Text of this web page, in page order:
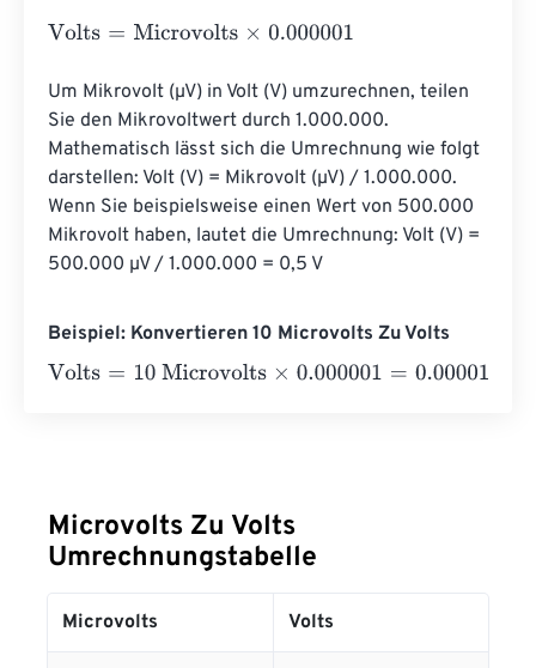
Volts= Microvolts×0.000001
Um Mikrovolt (µV) in Volt (V) umzurechnen, teilen
Sie den Mikrovoltwert durch 1.000.000.
Mathematisch lässt sich die Umrechnung wie folgt
darstellen: Volt (V) = Mikrovolt (µV) / 1.000.000.
Wenn Sie beispielsweise einen Wert von 500.000
Mikrovolt haben, lautet die Umrechnung: Volt (V) =
500.000 µV / 1.000.000 = 0,5 V
Beispiel: Konvertieren 10 Microvolts Zu Volts
Volts= 10 Microvolts×0.000001=0.00001 Volts
Microvolts Zu Volts
Umrechnungstabelle
Microvolts Volts